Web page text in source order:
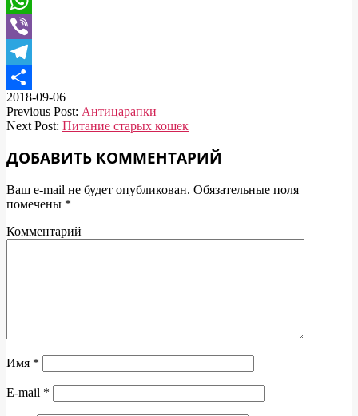
WhatsApp
Viber
Telegram
Отправить
2018-09-06
Previous Post: Антицарапки
Next Post: Питание старых кошек
ДОБАВИТЬ КОММЕНТАРИЙ
Ваш e-mail не будет опубликован. Обязательные поля
помечены *
Комментарий
Имя *
E-mail *